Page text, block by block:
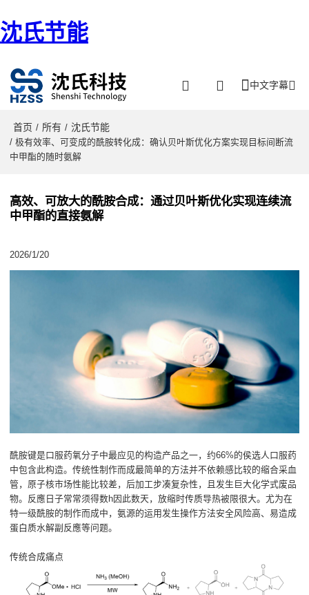
沈氏节能
中文字幕
首页 / 所有 / 沈氏节能
/ 极有效率、可变成的酰胺转化成：确认贝叶斯优化方案实现目标间断流
中甲酯的随时氨解
高效、可放大的酰胺合成：通过贝叶斯优化实现连续流
中甲酯的直接氨解
2026/1/20
酰胺键是口服药氧分子中最应见的构造产品之一，约66%的侯选人口服药
中包含此构造。传统性制作而成最简单的方法并不依赖感比较的缩合采血
管，原子核市场性能比较差，后加工步凑复杂性，且发生巨大化学式废品
物。反應日子常常须得数h因此数天，放缩时传质导热被限很大。尤为在
特一级酰胺的制作而成中，氨源的运用发生操作方法安全风险高、易造成
蛋白质水解副反應等问题。
传统合成痛点